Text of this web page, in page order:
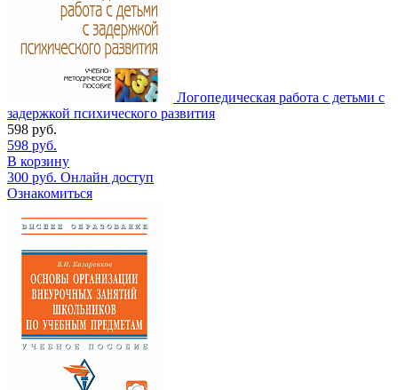
Логопедическая работа с детьми с
задержкой психического развития
598 руб.
598 руб.
В корзину
300 руб. Онлайн доступ
Ознакомиться